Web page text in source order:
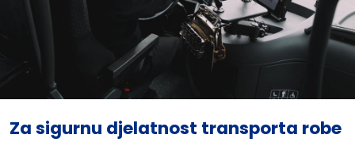
Za sigurnu djelatnost transporta robe